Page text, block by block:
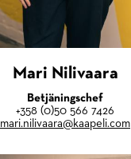
Mari Nilivaara
Betjäningschef
+358 (0)50 566 7426
mari.nilivaara@kaapeli.com